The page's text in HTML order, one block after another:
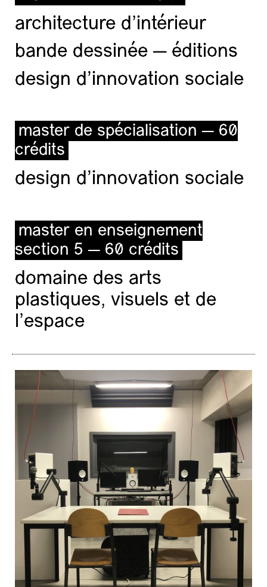
architecture d’intérieur
bande dessinée — éditions
design d'innovation sociale
master de spécialisation — 60
crédits
design d'innovation sociale
master en enseignement
section 5 — 60 crédits
domaine des arts
plastiques, visuels et de
l’espace